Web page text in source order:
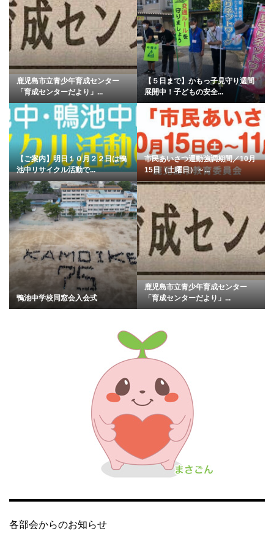
鹿児島市立青少年育成センター
「育成センターだより」...
【５日まで】かもっ子見守り週間
展開中！子どもの安全...
【ご案内】明日１０月２２日は鴨
池中リサイクル活動で...
市民あいさつ運動強調期間／10月
15日（土曜日）～...
鴨池中学校同窓会入会式
鹿児島市立青少年育成センター
「育成センターだより」...
各部会からのお知らせ